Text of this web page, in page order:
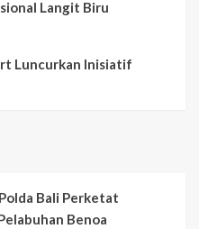
Langit Biru
Luncurkan Inisiatif
Polda Bali Perketat
Benoa